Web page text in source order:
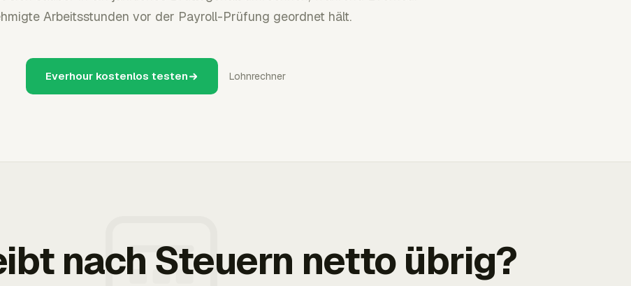
Arbeitsstunden vor der Payroll-Prüfung geordnet hält.
Everhour kostenlos testen Lohnrechner
nach Steuern netto übrig?